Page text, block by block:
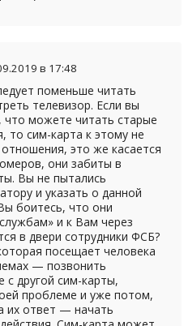
в 17:48
поменьше читать
телевизор. Если вы
что можете читать старые
сим-карта к этому не
это же касается
они забиты в
Вы не пытались
и указать о данной
боитесь, что они
и к Вам через
в двери сотрудники ФСБ?
посещает человека
— позвонить
с другой сим-карты,
проблеме и уже потом,
их ответ — начать